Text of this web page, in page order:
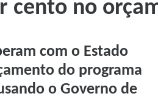
no
com o Estado
do programa
o Governo de